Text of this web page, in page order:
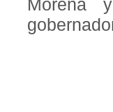
Morena